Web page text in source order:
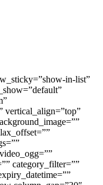
in-list”
vertical_align=”top”
category_filter=””